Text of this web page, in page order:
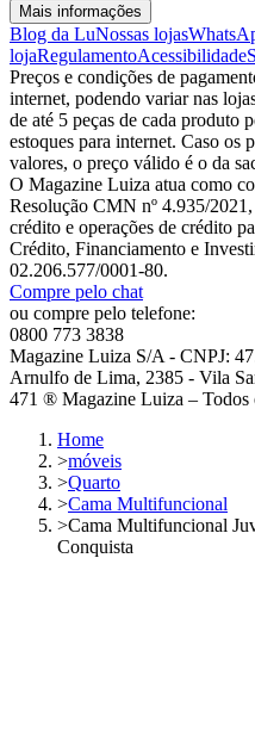
Mais informações
Blog da LuNossas lojas
lojaRegulamentoAcessibilidade
Preços e condições de
internet, podendo variar nas
de até 5 peças de cada produto
estoques para internet. Caso os
valores, o preço válido é o da
O Magazine Luiza atua como
Resolução CMN nº 4.935/
crédito e operações de crédito
Crédito, Financiamento e
02.206.577/0001-80.
Compre pelo chat
ou compre pelo telefone:
0800 773 3838
Magazine Luiza S/A - CNPJ:
Arnulfo de Lima, 2385 - Vila
471 ® Magazine Luiza – Todos
Home
>móveis
>Quarto
>Cama Multifuncional
>Cama Multifuncional
Conquista